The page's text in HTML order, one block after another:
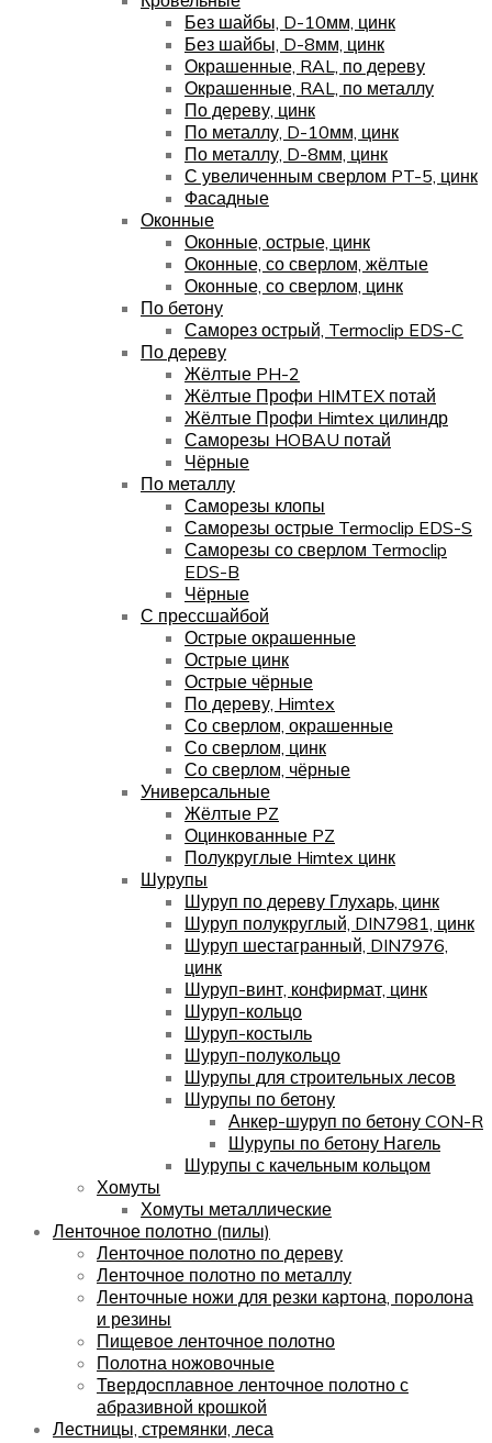
Без шайбы, D-10мм, цинк
Без шайбы, D-8мм, цинк
Окрашенные, RAL, по дереву
Окрашенные, RAL, по металлу
По дереву, цинк
По металлу, D-10мм, цинк
По металлу, D-8мм, цинк
С увеличенным сверлом PT-5, цинк
Фасадные
Оконные
Оконные, острые, цинк
Оконные, со сверлом, жёлтые
Оконные, со сверлом, цинк
По бетону
Саморез острый, Termoclip EDS-C
По дереву
Жёлтые PH-2
Жёлтые Профи HIMTEX потай
Жёлтые Профи Himtex цилиндр
Саморезы HOBAU потай
Чёрные
По металлу
Саморезы клопы
Саморезы острые Termoclip EDS-S
Саморезы со сверлом Termoclip
EDS-B
Чёрные
С прессшайбой
Острые окрашенные
Острые цинк
Острые чёрные
По дереву, Himtex
Со сверлом, окрашенные
Со сверлом, цинк
Со сверлом, чёрные
Универсальные
Жёлтые PZ
Оцинкованные PZ
Полукруглые Himtex цинк
Шурупы
Шуруп по дереву Глухарь, цинк
Шуруп полукруглый, DIN7981, цинк
Шуруп шестагранный, DIN7976,
цинк
Шуруп-винт, конфирмат, цинк
Шуруп-кольцо
Шуруп-костыль
Шуруп-полукольцо
Шурупы для строительных лесов
Шурупы по бетону
Анкер-шуруп по бетону CON-R
Шурупы по бетону Нагель
Шурупы с качельным кольцом
Хомуты
Хомуты металлические
Ленточное полотно (пилы)
Ленточное полотно по дереву
Ленточное полотно по металлу
Ленточные ножи для резки картона, поролона
и резины
Пищевое ленточное полотно
Полотна ножовочные
Твердосплавное ленточное полотно с
абразивной крошкой
Лестницы, стремянки, леса